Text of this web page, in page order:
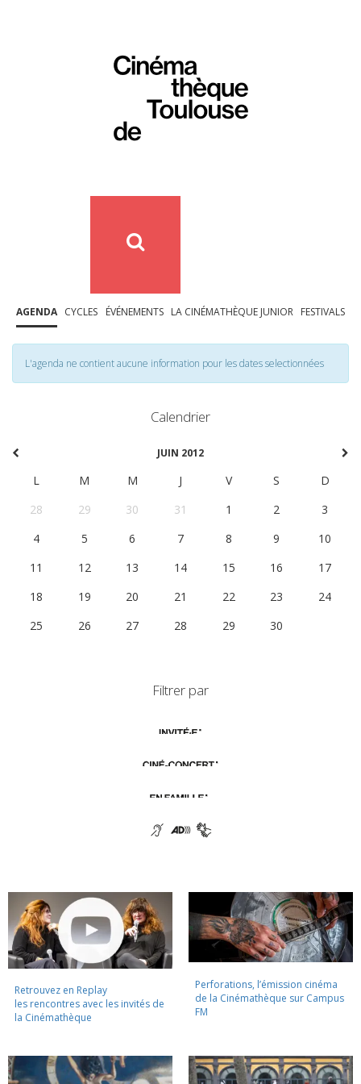
AGENDA CYCLES ÉVÉNEMENTS LA CINÉMATHÈQUE JUNIOR FESTIVALS
L'agenda ne contient aucune information pour les dates selectionnées
Calendrier
JUIN 2012
L M M J V S
D
28
29 30 31 1 2
3
4
5 6 7 8 9
10
11
12 13 14 15 16
17
18
19 20 21 22 23
24
25
26 27 28 29 30
Filtrer par
Retrouvez en Replay
les rencontres avec les invités de
la Cinémathèque
Perforations, l’émission cinéma
de la Cinémathèque sur Campus
FM